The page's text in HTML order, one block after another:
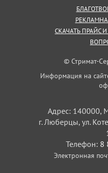
СКАЧАТЬ ПРАЙС
© Стримат-
Информация на
Адрес: 140000,
г. Люберцы, ул.
Телефон: 8
Электронная